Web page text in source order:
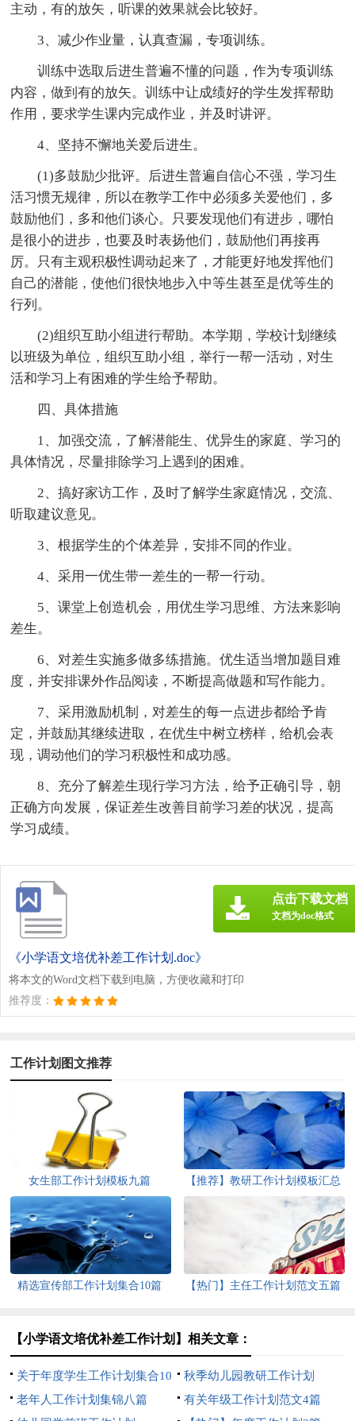
主动，有的放矢，听课的效果就会比较好。
3、减少作业量，认真查漏，专项训练。
训练中选取后进生普遍不懂的问题，作为专项训练
内容，做到有的放矢。训练中让成绩好的学生发挥帮助
作用，要求学生课内完成作业，并及时讲评。
4、坚持不懈地关爱后进生。
(1)多鼓励少批评。后进生普遍自信心不强，学习生
活习惯无规律，所以在教学工作中必须多关爱他们，多
鼓励他们，多和他们谈心。只要发现他们有进步，哪怕
是很小的进步，也要及时表扬他们，鼓励他们再接再
厉。只有主观积极性调动起来了，才能更好地发挥他们
自己的潜能，使他们很快地步入中等生甚至是优等生的
行列。
(2)组织互助小组进行帮助。本学期，学校计划继续
以班级为单位，组织互助小组，举行一帮一活动，对生
活和学习上有困难的学生给予帮助。
四、具体措施
1、加强交流，了解潜能生、优异生的家庭、学习的
具体情况，尽量排除学习上遇到的困难。
2、搞好家访工作，及时了解学生家庭情况，交流、
听取建议意见。
3、根据学生的个体差异，安排不同的作业。
4、采用一优生带一差生的一帮一行动。
5、课堂上创造机会，用优生学习思维、方法来影响
差生。
6、对差生实施多做多练措施。优生适当增加题目难
度，并安排课外作品阅读，不断提高做题和写作能力。
7、采用激励机制，对差生的每一点进步都给予肯
定，并鼓励其继续进取，在优生中树立榜样，给机会表
现，调动他们的学习积极性和成功感。
8、充分了解差生现行学习方法，给予正确引导，朝
正确方向发展，保证差生改善目前学习差的状况，提高
学习成绩。
《小学语文培优补差工作计划.doc》
将本文的Word文档下载到电脑，方便收藏和打印
推荐度：
点击下载文档
文档为doc格式
工作计划图文推荐
女生部工作计划模板九篇
【推荐】教研工作计划模板汇总
精选宣传部工作计划集合10篇 【热门】主任工作计划范文五篇
【小学语文培优补差工作计划】相关文章：
关于年度学生工作计划集合10
篇
秋季幼儿园教研工作计划
老年人工作计划集锦八篇
有关年级工作计划范文4篇